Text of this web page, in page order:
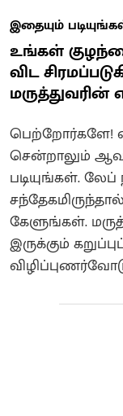
இதையும்
உங்கள்
விட
மருத்துவரின்
பெற்றோர்களே!
சென்றாலும்
படியுங்கள்.
கேளுங்கள்.
இருக்கும்